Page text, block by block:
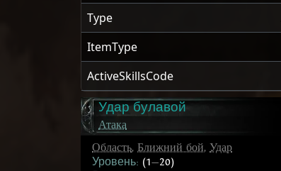
Type
ItemType
ActiveSkillsCode
Удар булавой
Атака
Область, Ближний бой, Удар
Уровень: (1—20)